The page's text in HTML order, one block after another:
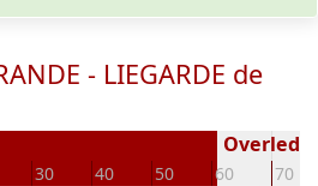
- LIEGARDE de
30 40 50 60 70